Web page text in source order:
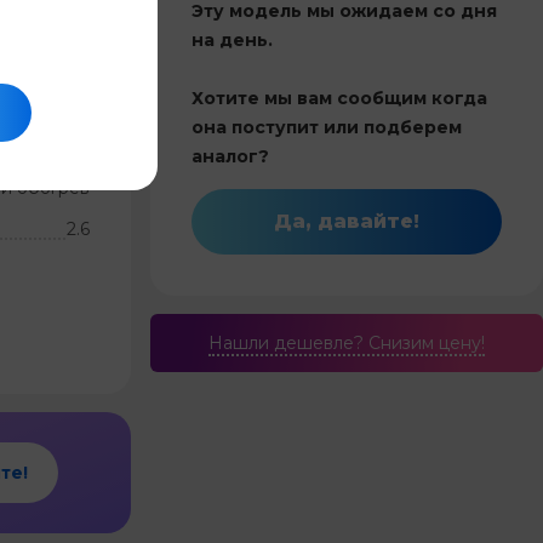
обогрев
2.6
Эту модель мы ожидаем со дня
на день.
Хотите мы вам сообщим когда
она поступит или подберем
аналог?
Да, давайте!
Нашли дешевле? Cнизим цену!